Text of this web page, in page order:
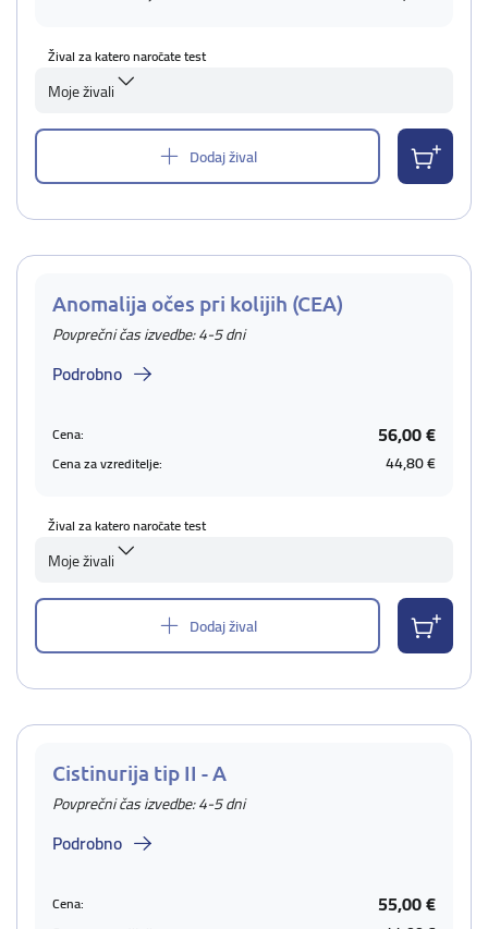
Žival za katero naročate test
Moje živali
Dodaj žival
Anomalija očes pri kolijih (CEA)
Povprečni čas izvedbe: 4-5 dni
Podrobno
Cena: 56,00 €
Cena za vzreditelje: 44,80 €
Žival za katero naročate test
Moje živali
Dodaj žival
Cistinurija tip II - A
Povprečni čas izvedbe: 4-5 dni
Podrobno
Cena: 55,00 €